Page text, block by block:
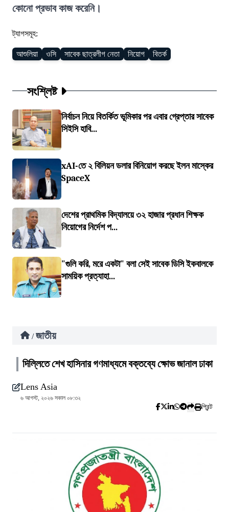
কোনো প্রভাব কাজ করেনি।
ট্যাগসমূহ:
আশুলিয়া ওসি সাবেক ছাত্রলীগ নেতা নিয়োগ বিতর্ক
সংশ্লিষ্ট
নির্বাচন নিয়ে বিতর্কিত ভূমিকার পর এবার গ্রেপ্তার সাবেক
সিইসি হাবি...
xAI-তে ২ বিলিয়ন ডলার বিনিয়োগ করছে ইলন মাস্কের
SpaceX
দেশের প্রাথমিক বিদ্যালয়ে ৩২ হাজার প্রধান শিক্ষক
নিয়োগের নির্দেশ প...
"গুলি করি, মরে একটা" বলা সেই সাবেক ডিসি ইকবালকে
সাময়িক প্রত্যাহা...
/ জাতীয়
দিল্লিতে শেখ হাসিনার গণমাধ্যমে বক্তব্যে ক্ষোভ জানাল ঢাকা
Lens Asia
৬ আগস্ট, ২০২৬ সকাল ০৮:৩২
প্রিন্ট